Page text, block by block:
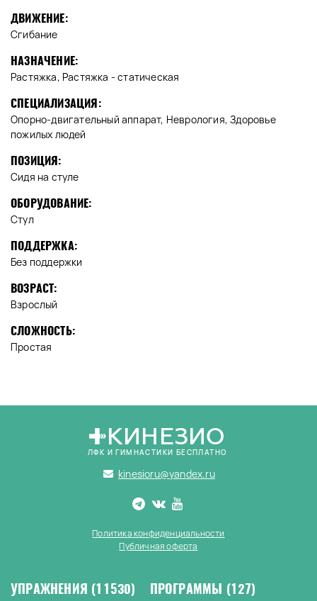
ДВИЖЕНИЕ:
Сгибание
НАЗНАЧЕНИЕ:
Растяжка, Растяжка - статическая
СПЕЦИАЛИЗАЦИЯ:
Опорно-двигательный аппарат, Неврология, Здоровье
пожилых людей
ПОЗИЦИЯ:
Сидя на стуле
ОБОРУДОВАНИЕ:
Стул
ПОДДЕРЖКА:
Без поддержки
ВОЗРАСТ:
Взрослый
СЛОЖНОСТЬ:
Простая
КИНЕЗИО
ЛФК И ГИМНАСТИКИ БЕСПЛАТНО
kinesioru@yandex.ru
Политика конфиденциальности
Публичная оферта
УПРАЖНЕНИЯ (11530) ПРОГРАММЫ (127)